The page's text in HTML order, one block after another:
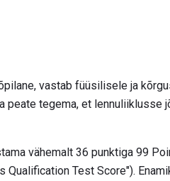
vastab füüsilisele ja
peate tegema, et
vähemalt 36 punktiga 99
Qualification Test Score").